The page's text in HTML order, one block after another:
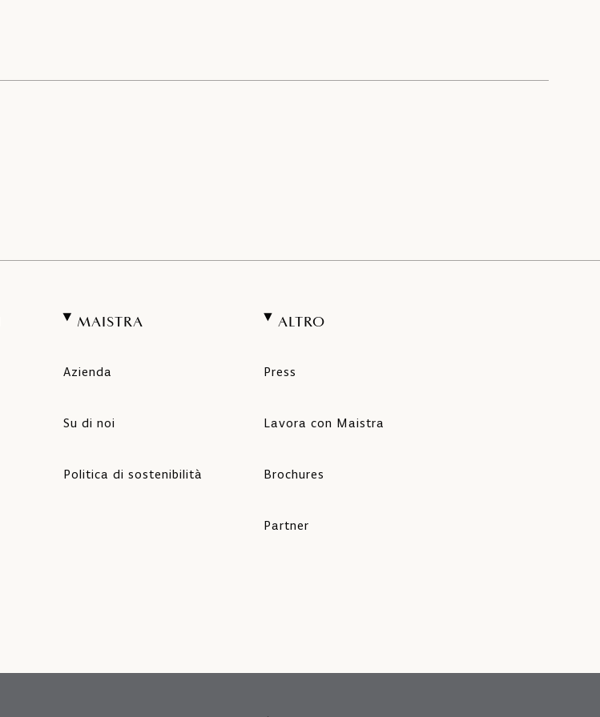
MAISTRA
Azienda
Su di noi
Politica di sostenibilità
ALTRO
Press
Lavora con Maistra
Brochures
Partner